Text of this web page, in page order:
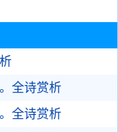
全诗赏析
全诗赏析